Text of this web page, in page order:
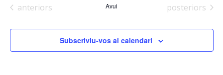
Esdeveniments
anteriors Avui Esdeveniments
posteriors
Subscriviu-vos al calendari